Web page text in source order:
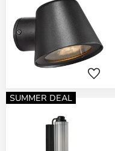
SUMMER DEAL